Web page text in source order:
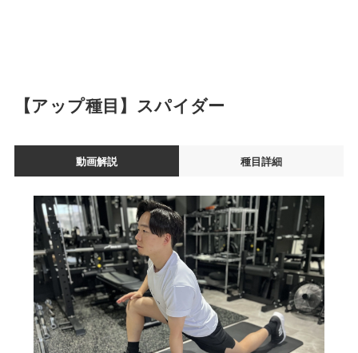
【アップ種目】スパイダー
動画解説 種目詳細